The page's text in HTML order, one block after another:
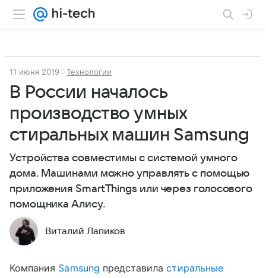
11 июня 2019 Технологии
В России началось
производство умных
стиральных машин Samsung
Устройства совместимы с системой умного
дома. Машинами можно управлять с помощью
приложения SmartThings или через голосового
помощника Алису.
Виталий Лапиков
Компания Samsung представиластиральные